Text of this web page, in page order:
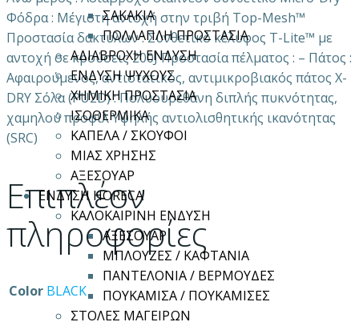
ΣΑΚΑΚΙΑ
ΠΟΛΛΑΠΛΗ ΠΡΟΣΤΑΣΙΑ
ΑΔΙΑΒΡΟΧΗ ΕΝΔΥΣΗ
ΕΝΔΥΣΗ ΨΥΧΟΥΣ
ΧΗΜΙΚΗ ΠΡΟΣΤΑΣΙΑ
ΙΣΟΘΕΡΜΙΚΑ
ΚΑΠΕΛΑ / ΣΚΟΥΦΟΙ
ΜΙΑΣ ΧΡΗΣΗΣ
ΑΞΕΣΟΥΑΡ
ΕΝΔΥΣΗ HORECA
ΚΑΛΟΚΑΙΡΙΝΗ ΕΝΔΥΣΗ
ΑΞΕΣΟΥΑΡ
ΜΠΛΟΥΖΕΣ / ΚΑΦΤΑΝΙΑ
ΠΑΝΤΕΛΟΝΙΑ / ΒΕΡΜΟΥΔΕΣ
ΠΟΥΚΑΜΙΣΑ / ΠΟΥΚΑΜΙΣΕΣ
ΣΤΟΛΕΣ ΜΑΓΕΙΡΩΝ
Φόδρα : Μέγιστη αντοχή στην τριβή Top-Mesh™
Προστασία δακτύλων : Συνθετικό κέλυφος T-Lite™ με
αντοχή σε κρούσεις 200J Προστασία πέλματος : – Πάτος :
Αφαιρούμενος, αντιστατικός, αντιμικροβιακός πάτος X-
DRY Σόλα (PU2D) : Πολυουρεθάνη διπλής πυκνότητας,
χαμηλού προφίλ Yψηλής αντιολισθητικής ικανότητας
(SRC)
Επιπλέον
πληροφορίες
Color BLACK